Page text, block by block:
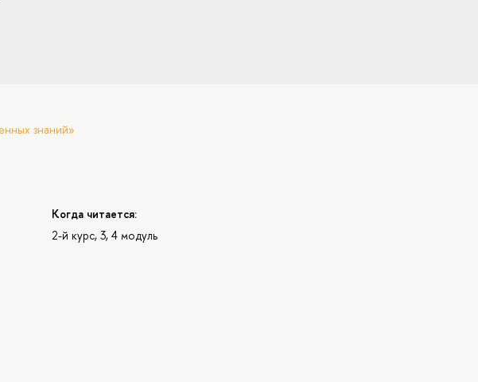
знаний»
Когда читается:
2-й курс, 3, 4 модуль